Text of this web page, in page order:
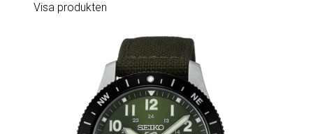
Visa produkten